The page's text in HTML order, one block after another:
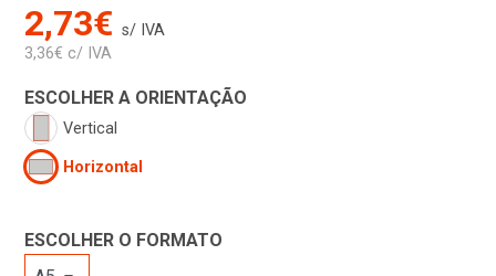
2,73€ s/ IVA
3,36€ c/ IVA
ESCOLHER A ORIENTAÇÃO
Vertical
Horizontal
ESCOLHER O FORMATO